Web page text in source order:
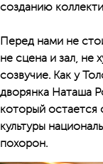
созданию
Перед нами не
не сцена и зал, не
созвучие. Как у
дворянка Наташа
который остается
культуры
похорон.